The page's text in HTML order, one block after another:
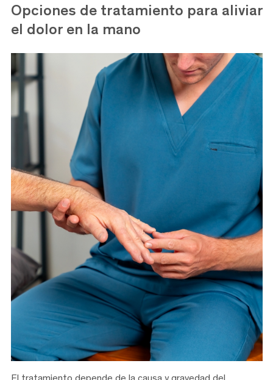
Opciones de tratamiento para aliviar
el dolor en la mano